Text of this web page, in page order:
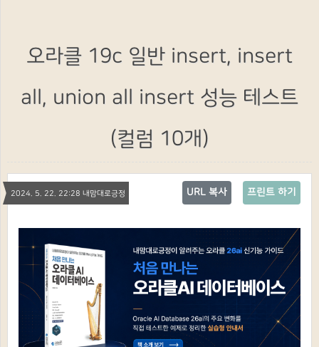
오라클 19c 일반 insert, insert
all, union all insert 성능 테스트
(컬럼 10개)
2024. 5. 22. 22:28 내맘대로긍정 프린트 하기
URL 복사